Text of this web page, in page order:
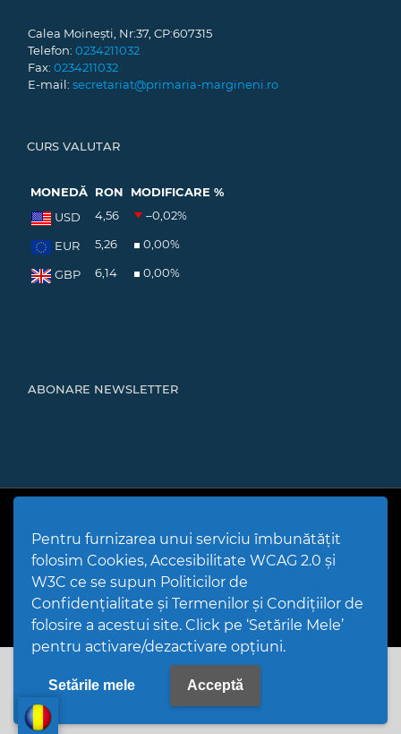
Pentru furnizarea unui serviciu îmbunătățit
folosim Cookies, Accesibilitate WCAG 2.0 și
W3C ce se supun Politicilor de
Confidențialitate și Termenilor și Condițiilor de
folosire a acestui site. Click pe ‘Setările Mele’
pentru activare/dezactivare opțiuni.
Setările mele Acceptă
Calea Moinești, Nr:37, CP:607315
Telefon: 0234211032
Fax: 0234211032
E-mail: secretariat@primaria-margineni.ro
CURS VALUTAR
MONEDĂ RON
MODIFICARE %
USD
4,56 –0,02%
EUR 5,26 0,00%
GBP 6,14 0,00%
ABONARE NEWSLETTER
Mărgineni
Politică de utilizare Cookies|Politică de confidențialitate site
Termeni și condiții de utilizare a site-ului
Hartă Website